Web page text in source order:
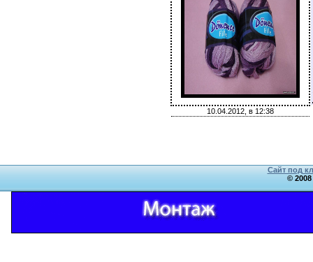
10.04.2012, в 12:38
Сайт под
©